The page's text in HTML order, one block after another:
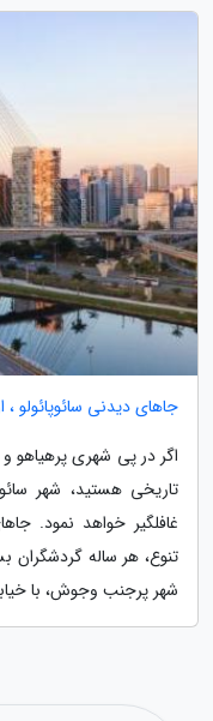
جاهای دیدنی سائوپائولو
اگر در پی شهری پرهیاهو
تاریخی هستید، شهر
غافلگیر خواهد نمود.
تنوع، هر ساله گردشگران
شهر پرجنب وجوش، با